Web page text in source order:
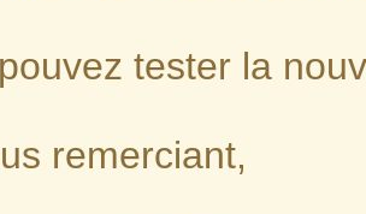
tester la
remerciant,